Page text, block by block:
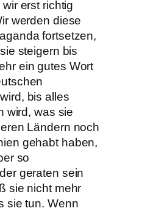
erst richtig
werden diese
fortsetzen,
steigern bis
ein gutes Wort
bis alles
wird, was sie
Ländern noch
gehabt haben,
so
geraten sein
sie nicht mehr
sie tun. Wenn